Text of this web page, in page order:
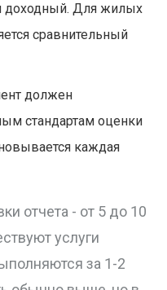
доходный. Для жилых
сравнительный
должен
стандартам оценки
каждая
отчета - от 5 до 10
услуги
за 1-2